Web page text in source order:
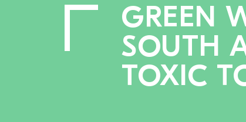
GREEN
SOUTH
TOXIC